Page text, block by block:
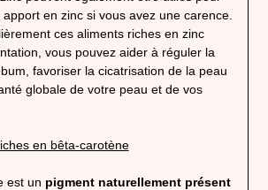
en zinc si vous avez une carence.
ces aliments riches en zinc
vous pouvez aider à réguler la
favoriser la cicatrisation de la peau
globale de votre peau et de vos
en bêta-carotène
est un pigment naturellement présent